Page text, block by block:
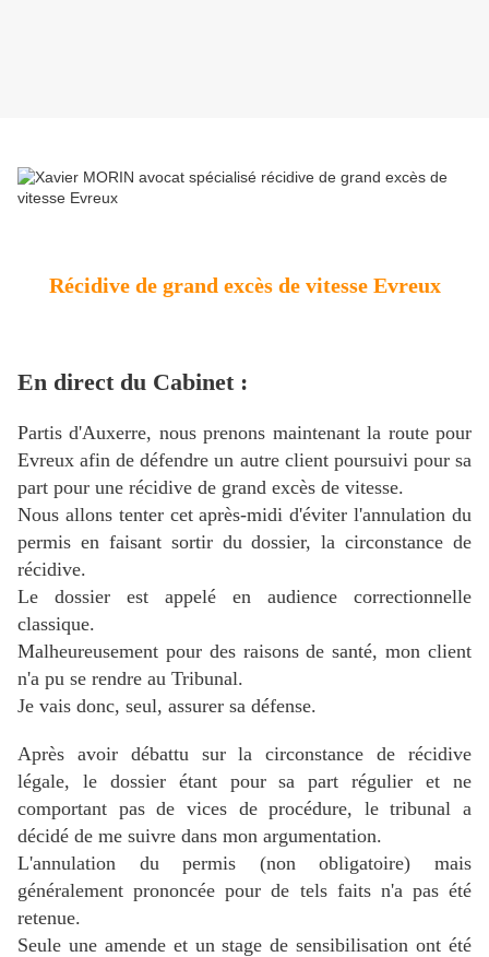
Récidive de grand excès de vitesse Evreux
En direct du Cabinet :
Partis d'Auxerre, nous prenons maintenant la route pour
Evreux afin de défendre un autre client poursuivi pour sa
part pour une récidive de grand excès de vitesse.
Nous allons tenter cet après-midi d'éviter l'annulation du
permis en faisant sortir du dossier, la circonstance de
récidive.
Le dossier est appelé en audience correctionnelle
classique.
Malheureusement pour des raisons de santé, mon client
n'a pu se rendre au Tribunal.
Je vais donc, seul, assurer sa défense.
Après avoir débattu sur la circonstance de récidive
légale, le dossier étant pour sa part régulier et ne
comportant pas de vices de procédure, le tribunal a
décidé de me suivre dans mon argumentation.
L'annulation du permis (non obligatoire) mais
généralement prononcée pour de tels faits n'a pas été
retenue.
Seule une amende et un stage de sensibilisation ont été